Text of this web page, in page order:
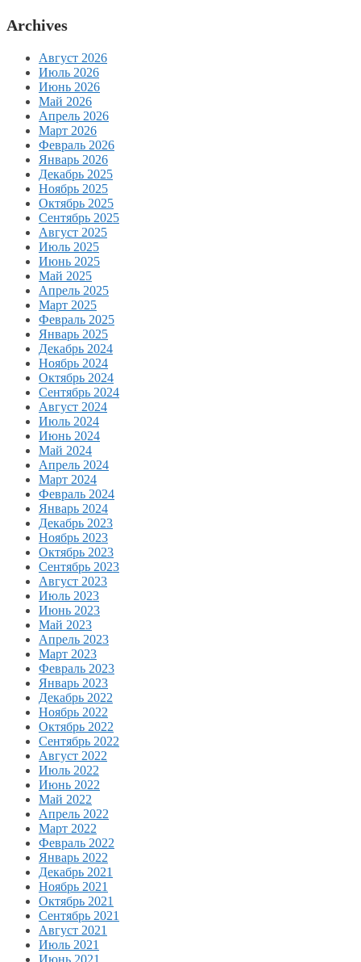
Archives
Август 2026
Июль 2026
Июнь 2026
Май 2026
Апрель 2026
Март 2026
Февраль 2026
Январь 2026
Декабрь 2025
Ноябрь 2025
Октябрь 2025
Сентябрь 2025
Август 2025
Июль 2025
Июнь 2025
Май 2025
Апрель 2025
Март 2025
Февраль 2025
Январь 2025
Декабрь 2024
Ноябрь 2024
Октябрь 2024
Сентябрь 2024
Август 2024
Июль 2024
Июнь 2024
Май 2024
Апрель 2024
Март 2024
Февраль 2024
Январь 2024
Декабрь 2023
Ноябрь 2023
Октябрь 2023
Сентябрь 2023
Август 2023
Июль 2023
Июнь 2023
Май 2023
Апрель 2023
Март 2023
Февраль 2023
Январь 2023
Декабрь 2022
Ноябрь 2022
Октябрь 2022
Сентябрь 2022
Август 2022
Июль 2022
Июнь 2022
Май 2022
Апрель 2022
Март 2022
Февраль 2022
Январь 2022
Декабрь 2021
Ноябрь 2021
Октябрь 2021
Сентябрь 2021
Август 2021
Июль 2021
Июнь 2021